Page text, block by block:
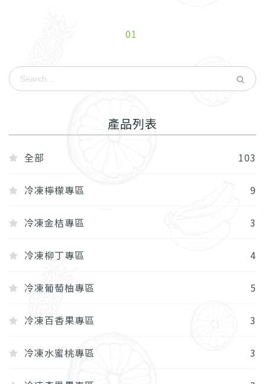
01
產品列表
全部 103
冷凍檸檬專區 9
冷凍金桔專區 3
冷凍柳丁專區 4
冷凍葡萄柚專區 5
冷凍百香果專區 3
冷凍水蜜桃專區 3